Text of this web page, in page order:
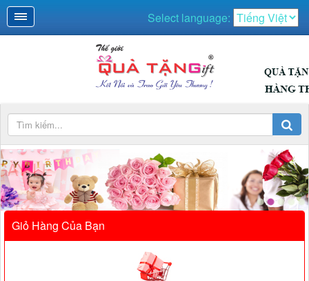
Select language:
QUÀ NGÀY LỄ
Giỏ Hàng Của Bạn